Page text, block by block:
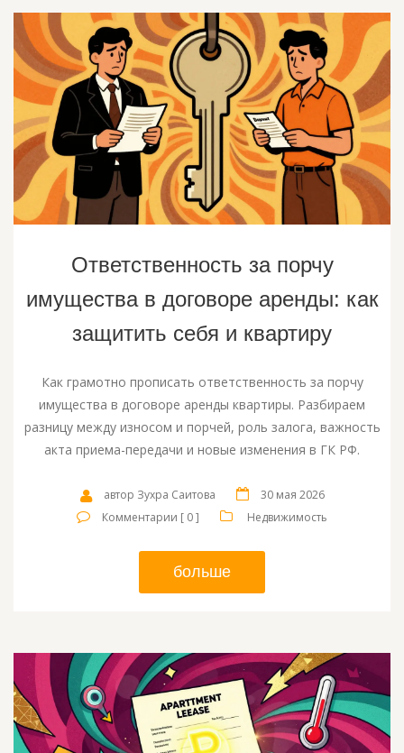
Ответственность за порчу
имущества в договоре аренды: как
защитить себя и квартиру
Как грамотно прописать ответственность за порчу
имущества в договоре аренды квартиры. Разбираем
разницу между износом и порчей, роль залога, важность
акта приема-передачи и новые изменения в ГК РФ.
автор Зухра Саитова
30 мая 2026
Комментарии [ 0 ]
Недвижимость
больше